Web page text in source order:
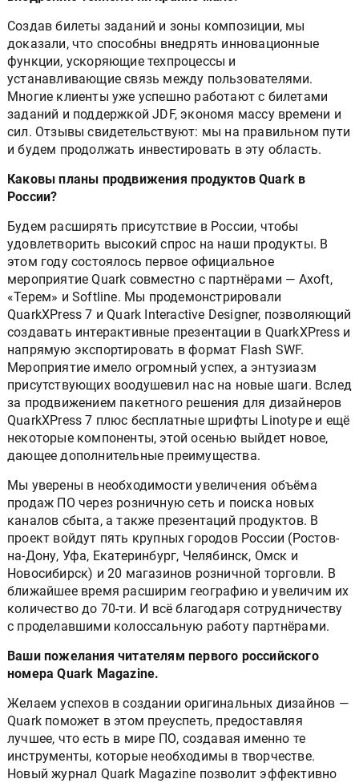
Создав билеты заданий и зоны композиции, мы
доказали, что способны внедрять инновационные
функции, ускоряющие техпроцессы и
устанавливающие связь между пользователями.
Многие клиенты уже успешно работают с билетами
заданий и поддержкой JDF, экономя массу времени и
сил. Отзывы свидетельствуют: мы на правильном пути
и будем продолжать инвестировать в эту область.
Каковы планы продвижения продуктов Quark в
России?
Будем расширять присутствие в России, чтобы
удовлетворить высокий спрос на наши продукты. В
этом году состоялось первое официальное
мероприятие Quark совместно с партнёрами — Axoft,
«Терем» и Softline. Мы продемонстрировали
QuarkXPress 7 и Quark Interactive Designer, позволяющий
создавать интерактивные презентации в QuarkXPress и
напрямую экспортировать в формат Flash SWF.
Мероприятие имело огромный успех, а энтузиазм
присутствующих воодушевил нас на новые шаги. Вслед
за продвижением пакетного решения для дизайнеров
QuarkXPress 7 плюс бесплатные шрифты Linotype и ещё
некоторые компоненты, этой осенью выйдет новое,
дающее дополнительные преимущества.
Мы уверены в необходимости увеличения объёма
продаж ПО через розничную сеть и поиска новых
каналов сбыта, а также презентаций продуктов. В
проект войдут пять крупных городов России (Ростов-
на-Дону, Уфа, Екатеринбург, Челябинск, Омск и
Новосибирск) и 20 магазинов розничной торговли. В
ближайшее время расширим географию и увеличим их
количество до 70-ти. И всё благодаря сотрудничеству
с проделавшими колоссальную работу партнёрами.
Ваши пожелания читателям первого российского
номера Quark Magazine.
Желаем успехов в создании оригинальных дизайнов —
Quark поможет в этом преуспеть, предоставляя
лучшее, что есть в мире ПО, создавая именно те
инструменты, которые необходимы в творчестве.
Новый журнал Quark Magazine позволит эффективно